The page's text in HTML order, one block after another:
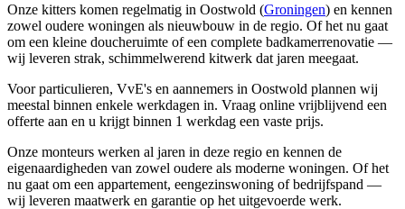
Onze kitters komen regelmatig in Oostwold (Groningen) en kennen
zowel oudere woningen als nieuwbouw in de regio. Of het nu gaat
om een kleine doucheruimte of een complete badkamerrenovatie —
wij leveren strak, schimmelwerend kitwerk dat jaren meegaat.
Voor particulieren, VvE's en aannemers in Oostwold plannen wij
meestal binnen enkele werkdagen in. Vraag online vrijblijvend een
offerte aan en u krijgt binnen 1 werkdag een vaste prijs.
Onze monteurs werken al jaren in deze regio en kennen de
eigenaardigheden van zowel oudere als moderne woningen. Of het
nu gaat om een appartement, eengezinswoning of bedrijfspand —
wij leveren maatwerk en garantie op het uitgevoerde werk.